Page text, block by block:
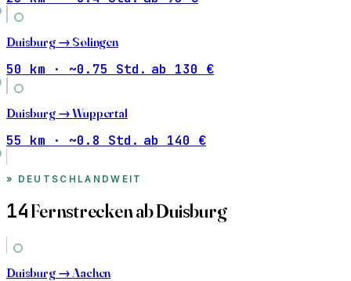
Duisburg → Solingen
50 km · ~0.75 Std. ab 130 €
Duisburg →Wuppertal
55 km · ~0.8 Std. ab 140 €
DEUTSCHLANDWEIT
14Fernstrecken ab Duisburg
Duisburg → Aachen